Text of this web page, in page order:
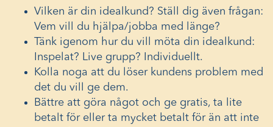
Vilken är din idealkund? Ställ dig även frågan:
Vem vill du hjälpa/jobba med länge?
Tänk igenom hur du vill möta din idealkund:
Inspelat? Live grupp? Individuellt.
Kolla noga att du löser kundens problem med
det du vill ge dem.
Bättre att göra något och ge gratis, ta lite
betalt för eller ta mycket betalt för än att inte